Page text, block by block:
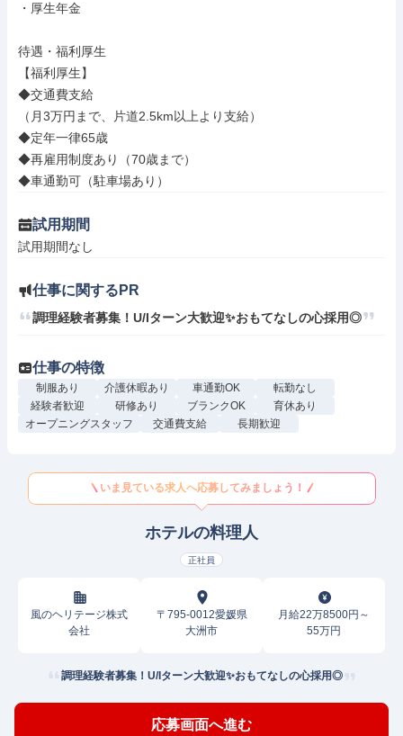
・厚生年金
待遇・福利厚生
【福利厚生】
◆交通費支給
（月3万円まで、片道2.5km以上より支給）
◆定年一律65歳
◆再雇用制度あり（70歳まで）
◆車通勤可（駐車場あり）
試用期間
試用期間なし
仕事に関するPR
仕事の特徴
制服あり 介護休暇あり 車通勤OK
転勤なし
経験者歓迎
研修あり ブランクOK
育休あり
オープニングスタッフ
交通費支給 長期歓迎
いま見ている求人へ応募してみましょう！
ホテルの料理人
正社員
風のヘリテージ株式
会社
〒795-0012愛媛県
大洲市
月給22万8500円～
55万円
調理経験者募集！U/Iターン大歓迎✨おもてなしの心採用◎
応募画面へ進む